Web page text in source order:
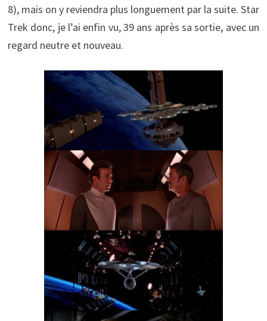
8), mais on y reviendra plus longuement par la suite. Star
Trek donc, je l’ai enfin vu, 39 ans après sa sortie, avec un
regard neutre et nouveau.